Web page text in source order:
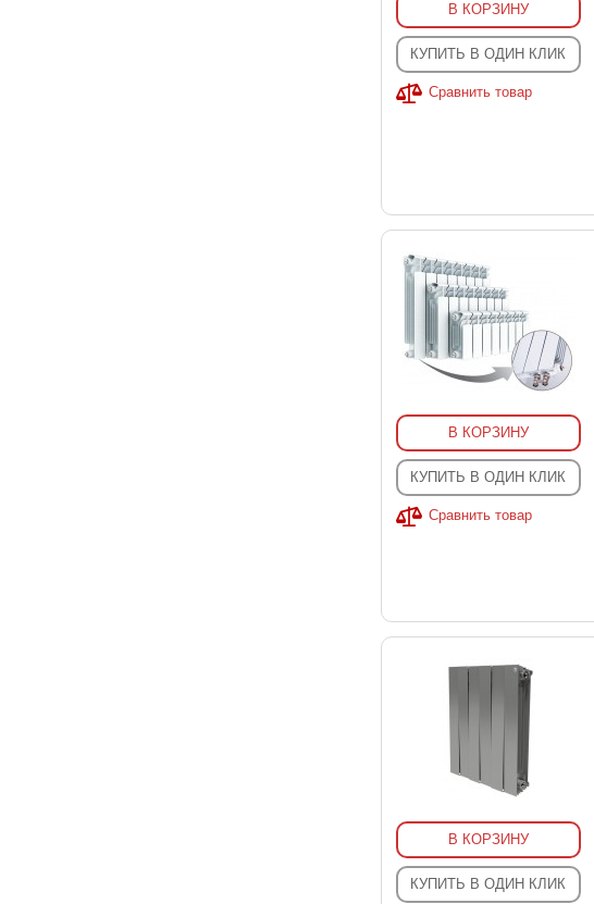
В КОРЗИНУ
КУПИТЬ В ОДИН КЛИК
Сравнить товар
В КОРЗИНУ
КУПИТЬ В ОДИН КЛИК
Сравнить товар
В КОРЗИНУ
КУПИТЬ В ОДИН КЛИК